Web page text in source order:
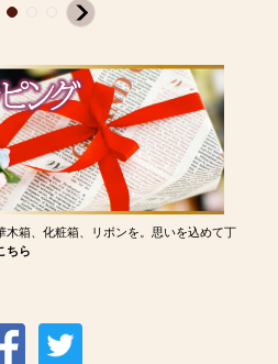
箱、化粧箱、リボンを。思いを込めて丁
ちら